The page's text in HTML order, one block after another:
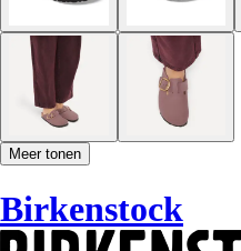
Meer tonen
Birkenstock